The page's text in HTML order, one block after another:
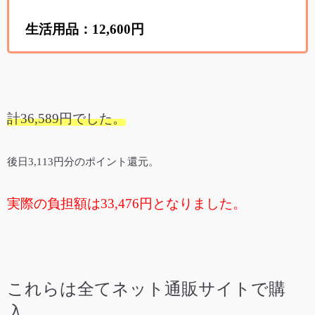
生活用品：12,600円
計36,589円でした。
後日3,113円分のポイント還元。
実際の負担額は33,476円となりました。
これらは全てネット通販サイトで購